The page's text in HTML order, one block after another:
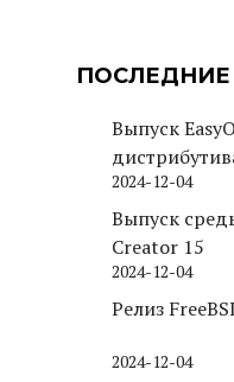
Выпуск
Puppy Linux
2024-12-04
Выпуск
Creator 15
2024-12-04
Релиз
2024-12-04